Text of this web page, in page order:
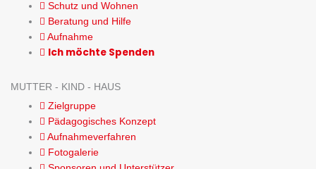
Schutz und Wohnen
Beratung und Hilfe
Aufnahme
Ich möchte Spenden
MUTTER - KIND - HAUS
Zielgruppe
Pädagogisches Konzept
Aufnahmeverfahren
Fotogalerie